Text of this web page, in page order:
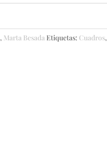
, Marta Besada Etiquetas: Cuadros,